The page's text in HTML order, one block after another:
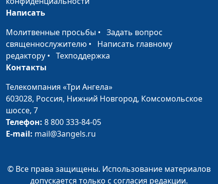
Чтобы знания не
Призывает ли Библия
быть доверчивым?
Роман Гейкер, магистр
богословия
сердцу Господа
богословия
Радость
Роман Гейкер, магистр
Воскресение мертвых
магистр богословия
Написать
Молитвенные просьбы • Задать вопрос
священнослужителю • Написать главному
редактору • Техподдержка
Контакты
Телекомпания «Три Ангела»
603028, Россия, Нижний Новгород, Комсомольское
шоссе, 7
Телефон: 8 800 333-84-05
E-mail: mail@3angels.ru
© Все права защищены. Использование материалов
допускается только с согласия редакции.